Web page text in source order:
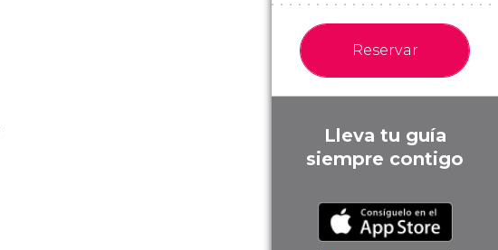
Reservar
Lleva tu guía
siempre contigo